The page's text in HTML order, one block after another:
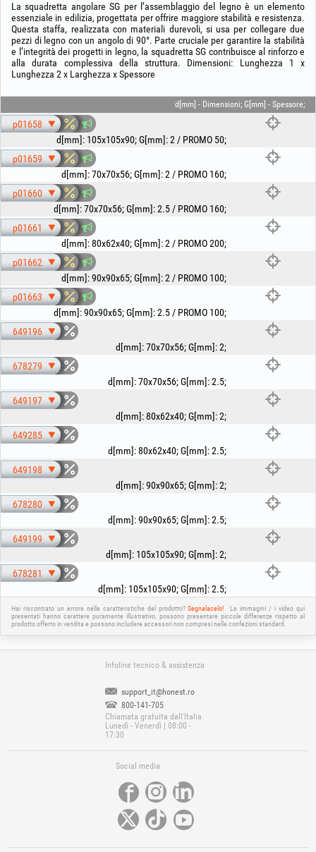
La squadretta angolare SG per l’assemblaggio del legno è un elemento
essenziale in edilizia, progettata per offrire maggiore stabilità e resistenza.
Questa staffa, realizzata con materiali durevoli, si usa per collegare due
pezzi di legno con un angolo di 90°. Parte cruciale per garantire la stabilità
e l’integrità dei progetti in legno, la squadretta SG contribuisce al rinforzo e
alla durata complessiva della struttura. Dimensioni: Lunghezza 1 x
Lunghezza 2 x Larghezza x Spessore
d[mm] - Dimensioni; G[mm] - Spessore;
p01658
d[mm]: 105x105x90;G[mm]:2 / PROMO 50;
p01659
d[mm]:70x70x56;G[mm]:2 / PROMO 160;
p01660
d[mm]:70x70x56;G[mm]:2.5 / PROMO 160;
p01661
d[mm]:80x62x40;G[mm]:2 / PROMO 200;
p01662
d[mm]:90x90x65;G[mm]:2 / PROMO 100;
p01663
d[mm]:90x90x65;G[mm]:2.5 / PROMO 100;
649196
d[mm]:70x70x56;G[mm]:2;
678279
d[mm]:70x70x56;G[mm]:2.5;
649197
d[mm]:80x62x40;G[mm]:2;
649285
d[mm]:80x62x40;G[mm]:2.5;
649198
d[mm]:90x90x65;G[mm]:2;
678280
d[mm]:90x90x65;G[mm]:2.5;
649199
d[mm]: 105x105x90;G[mm]:2;
678281
d[mm]: 105x105x90;G[mm]:2.5;
Hai riscontrato un errore nelle caratteristiche del prodotto?Segnalacelo!
Le immagini / i video qui
presentati hanno carattere puramente illustrativo, possono presentare piccole differenze rispetto al
prodotto offerto in vendita e possono includere accessori non compresi nelle confezioni standard.
Infoline tecnico & assistenza
support_it@honest.ro
800-141-705
Chiamata gratuita dall'Italia
Lunedì - Venerdì | 08:00 -
17:30
Social media